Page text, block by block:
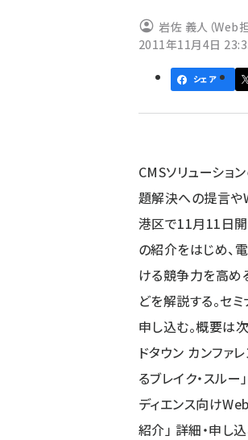
岩佐 義人（Web
2011年11月4日
シェア
CMSソリューショ
題解決への提言や
港区で11月11日開
の紹介をはじめ、
ける競争力を高め
どを解説する。セ
申し込む。概要は
ドタウン カンファ
るブレイク・スル
ディエンス向け
紹介」 詳細・申し込